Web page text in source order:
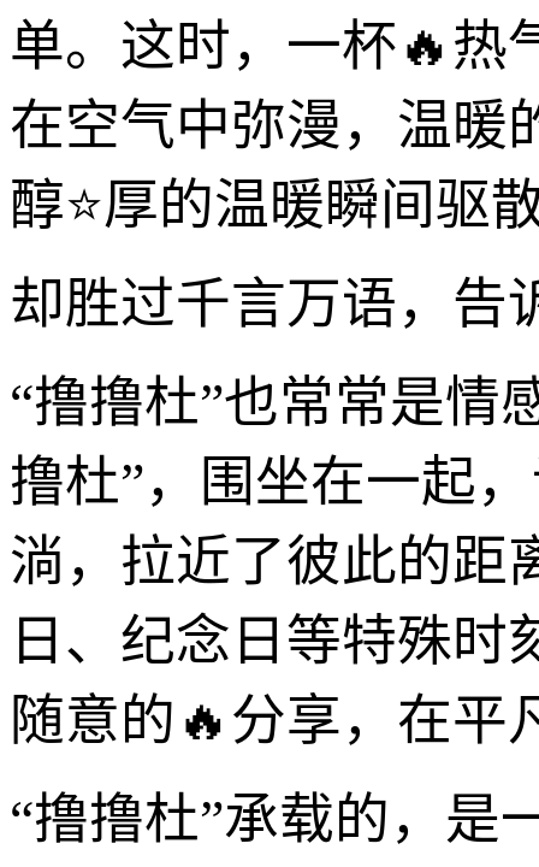
单。这时，一杯🔥热
在空气中弥漫，温暖
醇⭐厚的温暖瞬间驱
却胜过千言万语，告
“撸撸杜”也常常是情
撸杜”，围坐在一起
淌，拉近了彼此的距
日、纪念日等特殊
随意的🔥分享，在平
“撸撸杜”承载的，是